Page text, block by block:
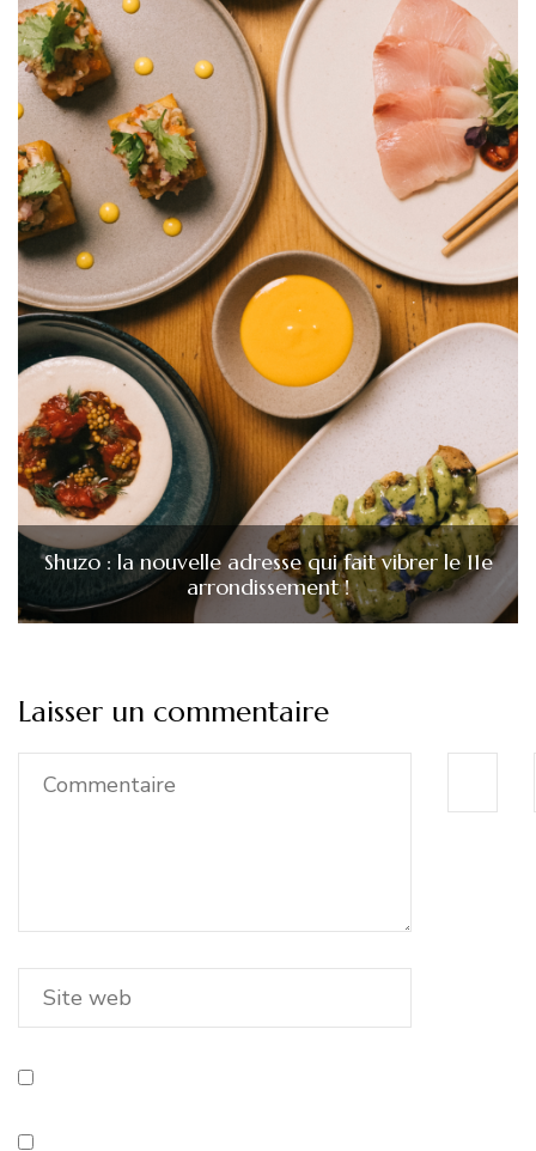
Shuzo : la nouvelle adresse qui fait vibrer le 11e
arrondissement !
Laisser un commentaire